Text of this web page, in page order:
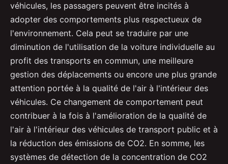
véhicules, les passagers peuvent être incités à
adopter des comportements plus respectueux de
l'environnement. Cela peut se traduire par une
diminution de l'utilisation de la voiture individuelle au
profit des transports en commun, une meilleure
gestion des déplacements ou encore une plus grande
attention portée à la qualité de l'air à l'intérieur des
véhicules. Ce changement de comportement peut
contribuer à la fois à l'amélioration de la qualité de
l'air à l'intérieur des véhicules de transport public et à
la réduction des émissions de CO2. En somme, les
systèmes de détection de la concentration de CO2